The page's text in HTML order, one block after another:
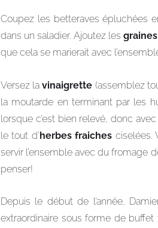
Coupez les betteraves épluchées
dans un saladier. Ajoutez les
que cela se marierait avec
Versez lavinaigrette (assemblez
la moutarde en terminant par les
lorsque c’est bien relevé, donc
le tout d’herbes fraiches ciselées.
servir l’ensemble avec du fromage
penser!
Depuis le début de l’année,
extraordinaire sous forme de buffet